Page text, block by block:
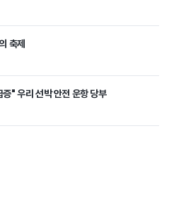
축제
" 우리 선박 안전 운항 당부